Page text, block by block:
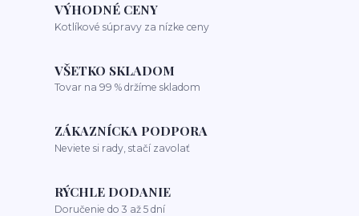
VÝHODNÉ CENY
Kotlíkové súpravy za nízke ceny
VŠETKO SKLADOM
Tovar na 99 % držíme skladom
ZÁKAZNÍCKA PODPORA
Neviete si rady, stačí zavolať
RÝCHLE DODANIE
Doručenie do 3 až 5 dní